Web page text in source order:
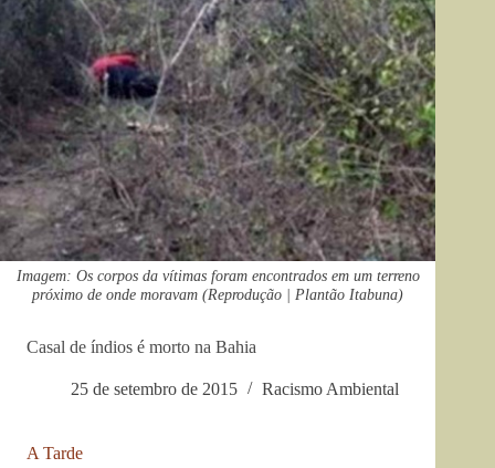
Imagem: Os corpos da vítimas foram encontrados em um terreno
próximo de onde moravam (Reprodução | Plantão Itabuna)
Casal de índios é morto na Bahia
25 de setembro de 2015 Racismo Ambiental
A Tarde